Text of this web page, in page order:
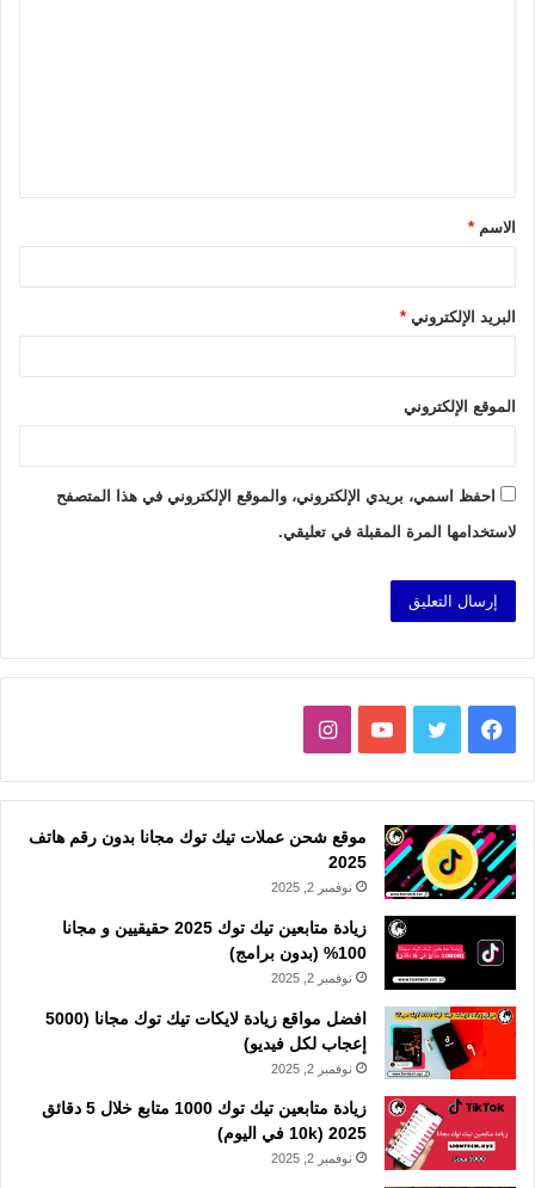
ق
*الاسم *
البريد الإلكتروني *
الموقع الإلكتروني
احفظ اسمي، بريدي الإلكتروني، والموقع الإلكتروني في هذا المتصفح
لاستخدامها المرة المقبلة في تعليقي.
فيسبوك تويتر يوتيوبانستقرام
موقع شحن عملات تيك توك مجانا بدون رقم هاتف
2025
نوفمبر 2, 2025
زيادة متابعين تيك توك 2025 حقيقيين و مجانا
100% (بدون برامج)
نوفمبر 2, 2025
افضل مواقع زيادة لايكات تيك توك مجانا (5000
إعجاب لكل فيديو)
نوفمبر 2, 2025
زيادة متابعين تيك توك 1000 متابع خلال 5 دقائق
2025 (10k في اليوم)
نوفمبر 2, 2025